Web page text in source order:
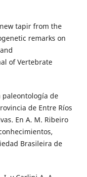
new tapir from the
remarks on
of Vertebrate
paleontología de
de Entre Ríos
En A. M. Ribeiro
Brasileira de